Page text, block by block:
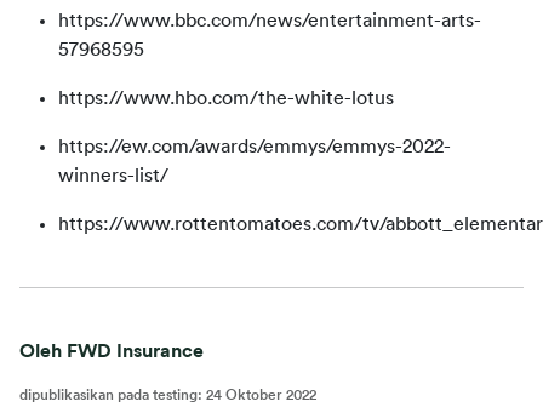
https://www.bbc.com/news/entertainment-arts-
57968595
https://www.hbo.com/the-white-lotus
https://ew.com/awards/emmys/emmys-2022-
winners-list/
https://www.rottentomatoes.com/tv/
Oleh FWD Insurance
dipublikasikan pada testing: 24 Oktober 2022